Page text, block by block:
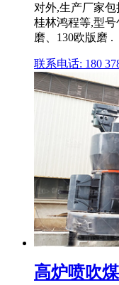
对外,生产厂家
桂林鸿程等,型
磨、130欧版磨 .
联系电话: 180
高炉喷吹